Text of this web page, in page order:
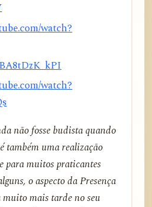
watch?
watch?
não fosse budista quando
também uma realização
muitos praticantes
o aspecto da Presença
mais tarde no seu